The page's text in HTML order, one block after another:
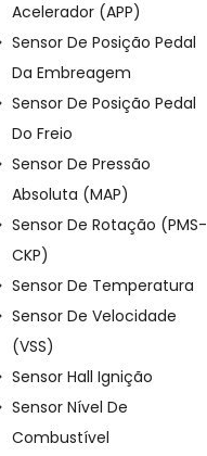
Acelerador (APP)
Sensor De Posição Pedal
Da Embreagem
Sensor De Posição Pedal
Do Freio
Sensor De Pressão
Absoluta (MAP)
Sensor De Rotação (PMS-
CKP)
Sensor De Temperatura
Sensor De Velocidade
(VSS)
Sensor Hall Ignição
Sensor Nível De
Combustível